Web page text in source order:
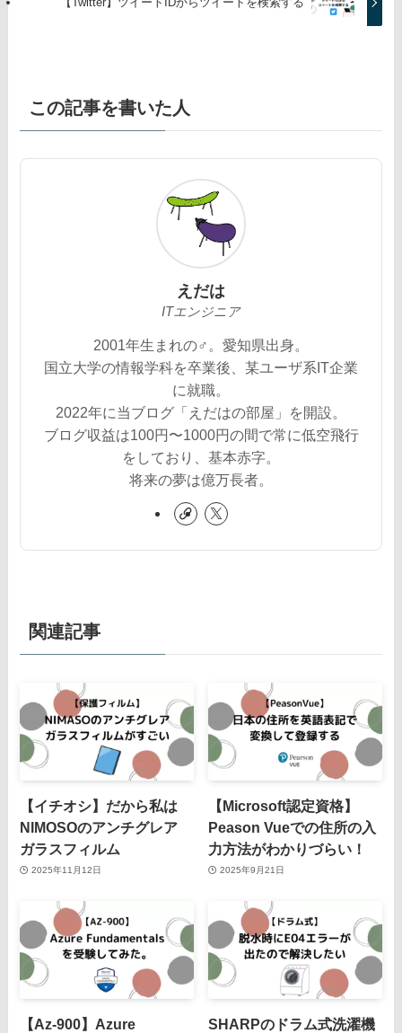
この記事を書いた人
えだは
ITエンジニア
2001年生まれの♂。愛知県出身。
国立大学の情報学科を卒業後、某ユーザ系IT企業
に就職。
2022年に当ブログ「えだはの部屋」を開設。
ブログ収益は100円〜1000円の間で常に低空飛行
をしており、基本赤字。
将来の夢は億万長者。
関連記事
【イチオシ】だから私は
NIMOSOのアンチグレア
ガラスフィルム
2025年11月12日
【Microsoft認定資格】
Peason Vueでの住所の入
力方法がわかりづらい！
2025年9月21日
【Az-900】Azure
SHARPのドラム式洗濯機